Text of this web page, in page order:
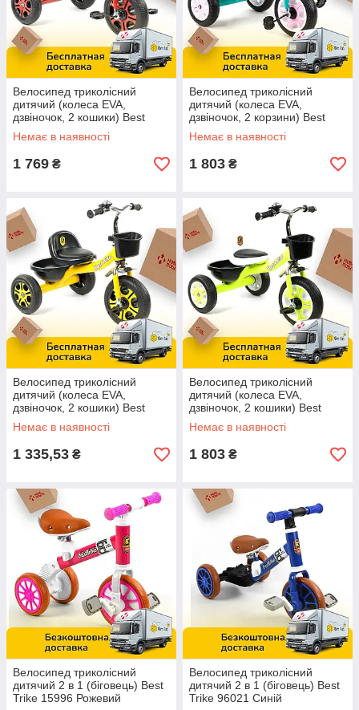
Велосипед триколісний
дитячий (колеса EVA,
дзвіночок, 2 кошики) Best
Trike LM-3577 Червоний
Немає в наявності
1 769 ₴
Велосипед триколісний
дитячий (колеса EVA,
дзвіночок, 2 корзини) Best
Trike LM-7309 Бірюзовий
Немає в наявності
1 803 ₴
Велосипед триколісний
дитячий (колеса EVA,
дзвіночок, 2 кошики) Best
Trike LM-9033 Жовтий
Немає в наявності
1 335,53 ₴
Велосипед триколісний
дитячий (колеса EVA,
дзвіночок, 2 кошики) Best
Trike LM-3109 Зелений
Немає в наявності
1 803 ₴
Велосипед триколісний
дитячий 2 в 1 (біговець) Best
Trike 15996 Рожевий
Велосипед триколісний
дитячий 2 в 1 (біговець) Best
Trike 96021 Синій